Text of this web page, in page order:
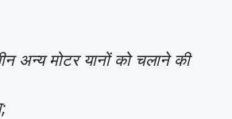
मोटर यानों को चलाने की